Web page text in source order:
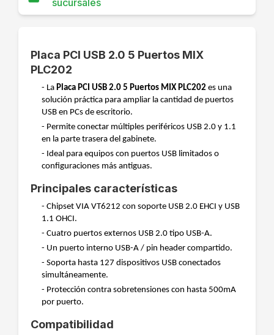
sucursales
Placa PCI USB 2.0 5 Puertos MIX
PLC202
- La Placa PCI USB 2.0 5 Puertos MIX PLC202 es una
solución práctica para ampliar la cantidad de puertos
USB en PCs de escritorio.
- Permite conectar múltiples periféricos USB 2.0 y 1.1
en la parte trasera del gabinete.
- Ideal para equipos con puertos USB limitados o
configuraciones más antiguas.
Principales características
- Chipset VIA VT6212 con soporte USB 2.0 EHCI y USB
1.1 OHCI.
- Cuatro puertos externos USB 2.0 tipo USB-A.
- Un puerto interno USB-A / pin header compartido.
- Soporta hasta 127 dispositivos USB conectados
simultáneamente.
- Protección contra sobretensiones con hasta 500mA
por puerto.
Compatibilidad